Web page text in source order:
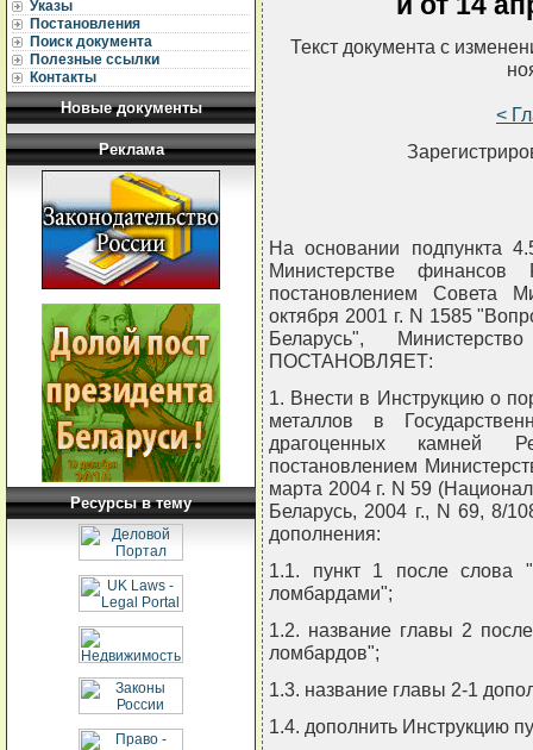
Указы
Постановления
Поиск документа
Полезные ссылки
Контакты
Новые документы
Реклама
Ресурсы в тему
Текст документа с
<
На основании подпункта
Министерстве финансов
постановлением Совета
октября 2001 г. N 1585
Беларусь",
ПОСТАНОВЛЯЕТ:
1. Внести в Инструкцию о
металлов в
драгоценных камней
постановлением
марта 2004 г. N 59
Беларусь, 2004 г., N 69, 8/
дополнения:
1.1. пункт 1 после слова
ломбардами";
1.2. название главы 2
ломбардов";
1.3. название главы 2-1
1.4. дополнить Инструкцию